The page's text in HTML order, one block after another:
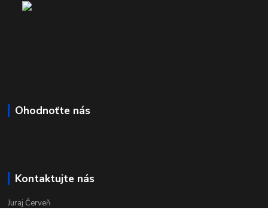
Ohodnoťte nás
Kontaktujte nás
Juraj Červeň